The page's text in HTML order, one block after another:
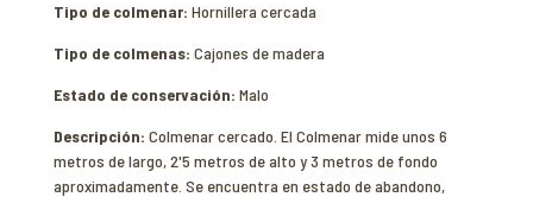
Tipo de colmenar: Hornillera cercada
Tipo de colmenas: Cajones de madera
Estado de conservación: Malo
Descripción: Colmenar cercado. El Colmenar mide unos 6
metros de largo, 2'5 metros de alto y 3 metros de fondo
aproximadamente. Se encuentra en estado de abandono,